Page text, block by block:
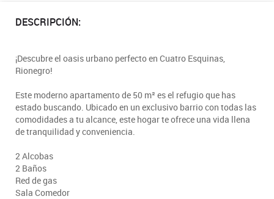
DESCRIPCIÓN:
¡Descubre el oasis urbano perfecto en Cuatro Esquinas,
Rionegro!
Este moderno apartamento de 50 m² es el refugio que has
estado buscando. Ubicado en un exclusivo barrio con todas las
comodidades a tu alcance, este hogar te ofrece una vida llena
de tranquilidad y conveniencia.
2 Alcobas
2 Baños
Red de gas
Sala Comedor